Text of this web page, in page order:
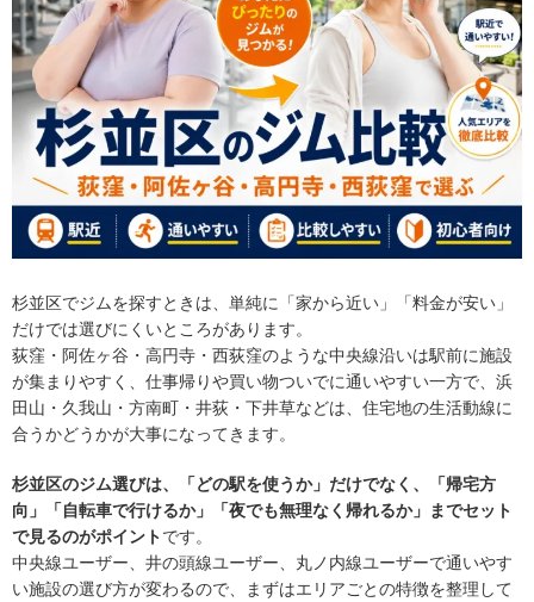
杉並区でジムを探すときは、単純に「家から近い」「料金が安い」
だけでは選びにくいところがあります。
荻窪・阿佐ヶ谷・高円寺・西荻窪のような中央線沿いは駅前に施設
が集まりやすく、仕事帰りや買い物ついでに通いやすい一方で、浜
田山・久我山・方南町・井荻・下井草などは、住宅地の生活動線に
合うかどうかが大事になってきます。
杉並区のジム選びは、「どの駅を使うか」だけでなく、「帰宅方
向」「自転車で行けるか」「夜でも無理なく帰れるか」までセット
で見るのがポイントです。
中央線ユーザー、井の頭線ユーザー、丸ノ内線ユーザーで通いやす
い施設の選び方が変わるので、まずはエリアごとの特徴を整理して